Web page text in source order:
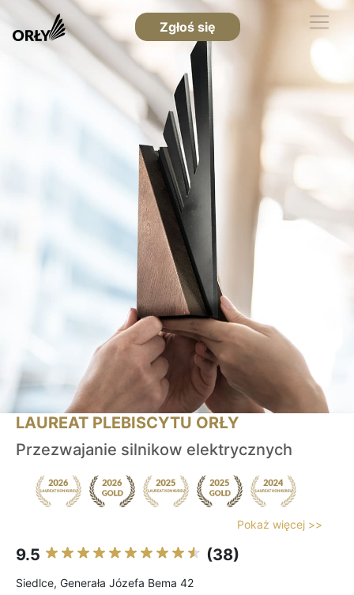
Zgłoś się
LAUREAT PLEBISCYTU ORŁY
Przezwajanie silnikow elektrycznych
Pokaż więcej >>
9.5 (38)
Siedlce, Generała Józefa Bema 42